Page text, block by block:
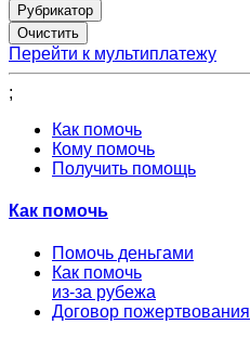
Рубрикатор
Перейти к мультиплатежу
;
Как помочь
Кому помочь
Получить помощь
Как помочь
Помочь деньгами
Как помочь
из-за рубежа
Договор пожертвования